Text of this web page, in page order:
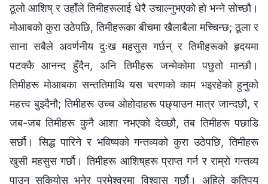
ठूलो आशिष्‌ र उहाँले तिमीहरूलाई धेरै उचाल्नुभएको हो भन्ने सोच्छौ।
मोआबको कुरा उठेपछि, तिमीहरूका बीचमा खैलाबैला मच्चिन्छ; ठूला र
साना सबैले अवर्णनीय दुःख महसुस गर्छन् र तिमीहरूको हृदयमा
पटक्कै आनन्द हुँदैन, अनि तिमीहरू जन्मेकोमा पछुतो मान्छौ।
तिमीहरू मोआबका सन्ततिमाथि यस चरणको काम भइरहेको हुनुको
महत्त्व बुझ्दैनौ; तिमीहरू उच्च ओहोदाहरू पछ्याउन मात्र जान्दछौ, र
जब-जब तिमीहरू कुनै आशा नभएको देख्छौ, तब तिमीहरू पछाडि
सर्छौ। सिद्ध पारिने र भविष्यको गन्तव्यको कुरा उठेपछि, तिमीहरू
खुसी महसुस गर्छौ। तिमीहरू आशिष्‌हरू प्राप्त गर्न र राम्रो गन्तव्य
पाउन सकियोस् भनेर परमेश्‍वरमा विश्‍वास गर्छौ। अहिले कतिपय